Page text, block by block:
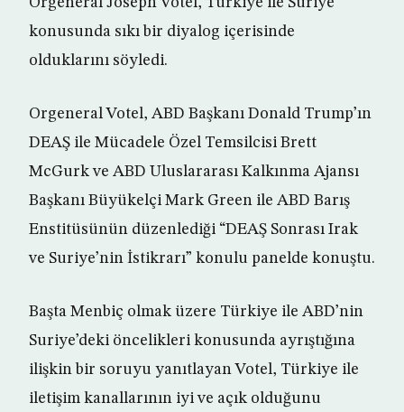
konusunda sıkı bir diyalog içerisinde
olduklarını söyledi.
Orgeneral Votel, ABD Başkanı Donald Trump’ın
DEAŞ ile Mücadele Özel Temsilcisi Brett
McGurk ve ABD Uluslararası Kalkınma Ajansı
Başkanı Büyükelçi Mark Green ile ABD Barış
Enstitüsünün düzenlediği “DEAŞ Sonrası Irak
ve Suriye’nin İstikrarı” konulu panelde konuştu.
Başta Menbiç olmak üzere Türkiye ile ABD’nin
Suriye’deki öncelikleri konusunda ayrıştığına
ilişkin bir soruyu yanıtlayan Votel, Türkiye ile
iletişim kanallarının iyi ve açık olduğunu